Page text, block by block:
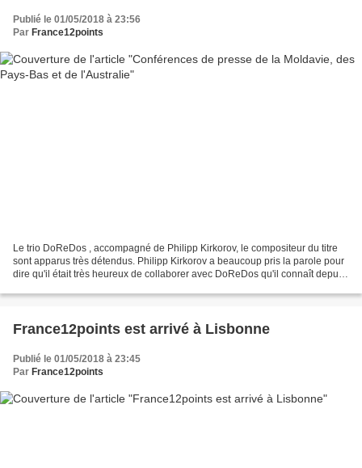
Publié le 01/05/2018 à 23:56
Par France12points
Le trio DoReDos , accompagné de Philipp Kirkorov, le compositeur du titre
sont apparus très détendus. Philipp Kirkorov a beaucoup pris la parole pour
dire qu'il était très heureux de collaborer avec DoReDos qu'il connaît depuis
France12points est arrivé à Lisbonne
Publié le 01/05/2018 à 23:45
Par France12points